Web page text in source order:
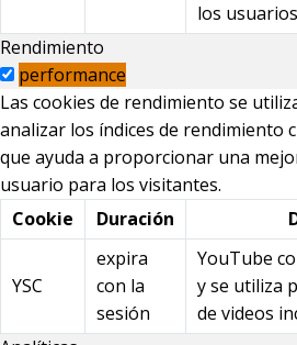
los
Rendimiento
performance
Las cookies de rendimiento se
analizar los índices de rendimiento
que ayuda a proporcionar una
usuario para los visitantes.
Cookie
Duración
YSC
expira
con la
sesión
YouTube
y se utiliza
de videos